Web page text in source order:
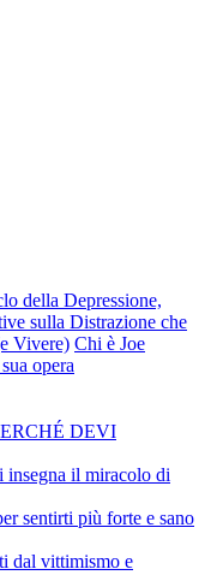
della Depressione,
sulla Distrazione che
Vivere) Chi è Joe
opera
DEVI
il miracolo di
sentirti più forte e sano
dal vittimismo e